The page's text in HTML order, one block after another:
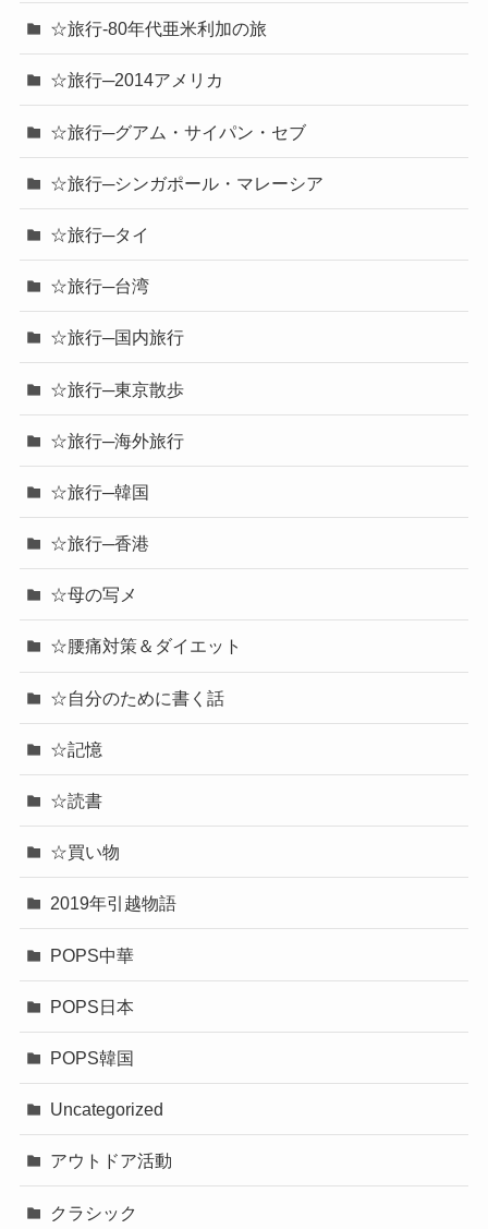
☆旅行-80年代亜米利加の旅
☆旅行─2014アメリカ
☆旅行─グアム・サイパン・セブ
☆旅行─シンガポール・マレーシア
☆旅行─タイ
☆旅行─台湾
☆旅行─国内旅行
☆旅行─東京散歩
☆旅行─海外旅行
☆旅行─韓国
☆旅行─香港
☆母の写メ
☆腰痛対策＆ダイエット
☆自分のために書く話
☆記憶
☆読書
☆買い物
2019年引越物語
POPS中華
POPS日本
POPS韓国
Uncategorized
アウトドア活動
クラシック